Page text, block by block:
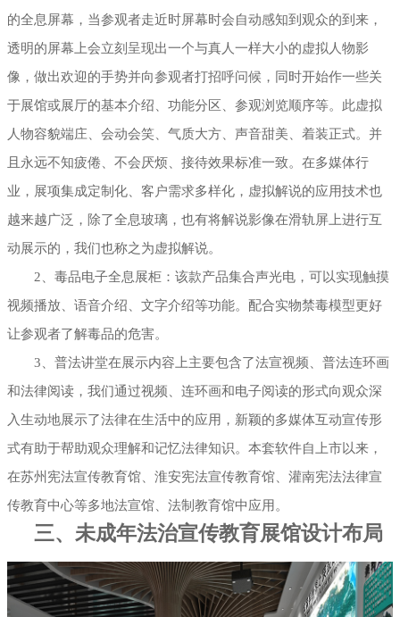
的全息屏幕，当参观者走近时屏幕时会自动感知到观众的到来，
透明的屏幕上会立刻呈现出一个与真人一样大小的虚拟人物影
像，做出欢迎的手势并向参观者打招呼问候，同时开始作一些关
于展馆或展厅的基本介绍、功能分区、参观浏览顺序等。此虚拟
人物容貌端庄、会动会笑、气质大方、声音甜美、着装正式。并
且永远不知疲倦、不会厌烦、接待效果标准一致。在多媒体行
业，展项集成定制化、客户需求多样化，虚拟解说的应用技术也
越来越广泛，除了全息玻璃，也有将解说影像在滑轨屏上进行互
动展示的，我们也称之为虚拟解说。
2、毒品电子全息展柜：该款产品集合声光电，可以实现触摸
视频播放、语音介绍、文字介绍等功能。配合实物禁毒模型更好
让参观者了解毒品的危害。
3、普法讲堂在展示内容上主要包含了法宣视频、普法连环画
和法律阅读，我们通过视频、连环画和电子阅读的形式向观众深
入生动地展示了法律在生活中的应用，新颖的多媒体互动宣传形
式有助于帮助观众理解和记忆法律知识。本套软件自上市以来，
在苏州宪法宣传教育馆、淮安宪法宣传教育馆、灌南宪法法律宣
传教育中心等多地法宣馆、法制教育馆中应用。
三、未成年法治宣传教育展馆设计布局